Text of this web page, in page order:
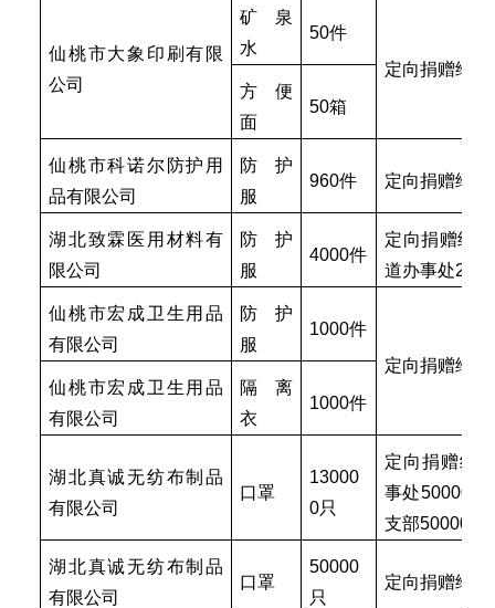
仙桃市大象印刷有限
公司
矿泉
水
50件
定向捐赠给
方便
面
50箱
仙桃市科诺尔防护用
品有限公司
防护
服
960件 定向捐赠给
湖北致霖医用材料有
限公司
防护
服
4000件
定向捐赠给
道办事处
仙桃市宏成卫生用品
有限公司
防护
服
1000件
定向捐赠给
仙桃市宏成卫生用品
有限公司
隔离
衣
1000件
湖北真诚无纺布制品
有限公司
口罩
13000
0只
定向捐赠给
事处50000只
支部50000只
湖北真诚无纺布制品
有限公司
口罩
50000
只
定向捐赠给